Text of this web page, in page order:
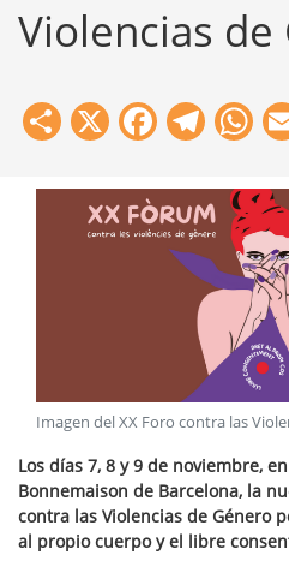
Violencias de
Share
X
Imagen del XX Foro contra las
Los días 7, 8 y 9 de noviembre,
Bonnemaison de Barcelona, la
contra las Violencias de Género
al propio cuerpo y el libre